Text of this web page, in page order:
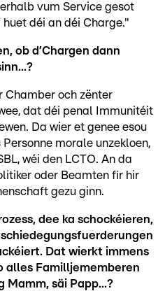
vum Service gesot
huet déi an déi Charge."
ob d’Chargen dann
Chamber och zënter
dat déi penal Immunitéit
Da wier et genee esou
morale unzekloen,
wéi den LCTO. An da
oder Beamten fir hir
gezu ginn.
dee ka schockéieren,
Dat wierkt immens
alles Familljememberen
Mamm, säi Papp...?